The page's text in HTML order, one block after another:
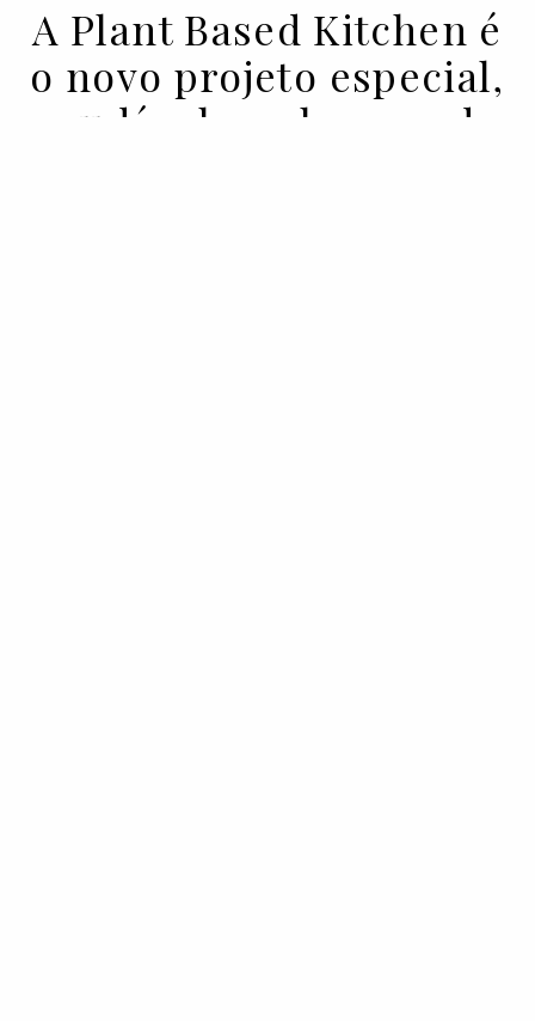
A Plant Based Kitchen é
o novo projeto especial,
saudável e saboroso da